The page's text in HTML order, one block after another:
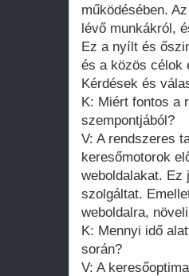
működésében.
lévő munkákról,
Ez a nyílt és
és a közös célok
Kérdések és
K: Miért fontos a
szempontjából?
V: A rendszeres
keresőmotorok
weboldalakat. Ez
szolgáltat.
weboldalra,
K: Mennyi idő
során?
V: A